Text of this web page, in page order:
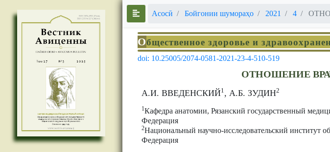
Асосӣ Бойгонии шумораҳо 2021 4
Общественное здоровье и
doi: 10.25005/2074-0581-2021-23-4-510-519
ОТНОШЕНИЕ
А.И. ВВЕДЕНСКИЙ1, А.Б. ЗУДИН2
1Кафедра анатомии, Рязанский государственный
Федерация
2Национальный научно-исследовательский институт
Федерация